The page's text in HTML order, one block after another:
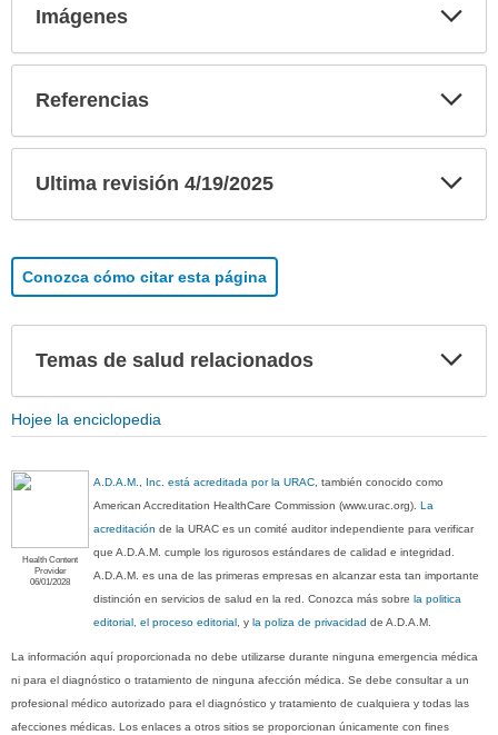
Imágenes
Referencias
Ultima revisión 4/19/2025
Conozca cómo citar esta página
Temas de salud relacionados
Hojee la enciclopedia
Health Content
Provider
06/01/2028
A.D.A.M., Inc. está acreditada por la URAC, también conocido como
American Accreditation HealthCare Commission (www.urac.org).La
acreditación de la URAC es un comité auditor independiente para verificar
que A.D.A.M. cumple los rigurosos estándares de calidad e integridad.
A.D.A.M. es una de las primeras empresas en alcanzar esta tan importante
distinción en servicios de salud en la red. Conozca más sobrela politica
editorial, el proceso editorial, yla poliza de privacidad de A.D.A.M.
La información aquí proporcionada no debe utilizarse durante ninguna emergencia médica
ni para el diagnóstico o tratamiento de ninguna afección médica. Se debe consultar a un
profesional médico autorizado para el diagnóstico y tratamiento de cualquiera y todas las
afecciones médicas. Los enlaces a otros sitios se proporcionan únicamente con fines